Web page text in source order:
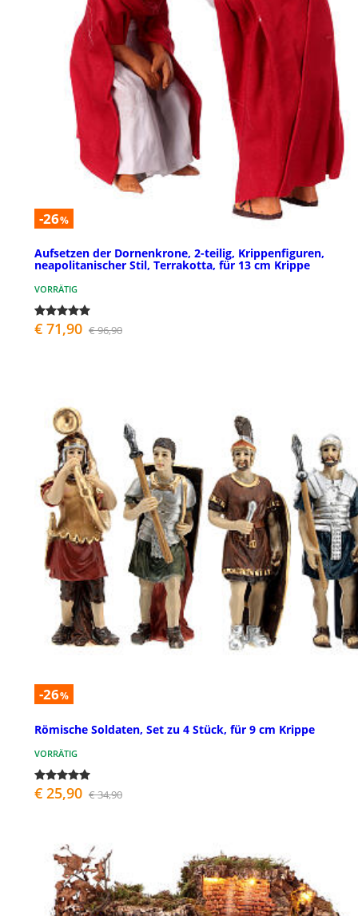
-26%
Aufsetzen der Dornenkrone, 2-teilig, Krippenfiguren,
neapolitanischer Stil, Terrakotta, für 13 cm Krippe
VORRÄTIG
€ 71,90 € 96,90
-26%
Römische Soldaten, Set zu 4 Stück, für 9 cm Krippe
VORRÄTIG
€ 25,90 € 34,90